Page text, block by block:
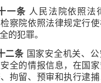
一条 人民法院依照法
察院依照法律规定行
的犯罪。
二条 国家安全机关、
全的情报信息，在国
拘留、预审和执行逮